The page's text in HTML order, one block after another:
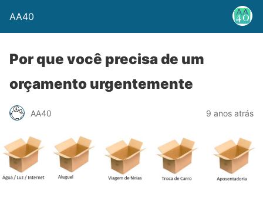
AA40
Por que você precisa de um
orçamento urgentemente
AA40 9 anos atrás